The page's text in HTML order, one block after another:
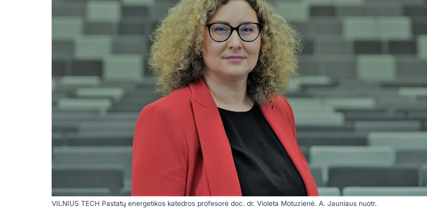
VILNIUS TECH Pastatų energetikos katedros profesorė doc. dr. Violeta Motuzienė. A. Jauniaus nuotr.